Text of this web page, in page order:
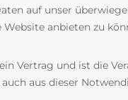
auf unser
anbieten zu
Vertrag und ist die
aus dieser